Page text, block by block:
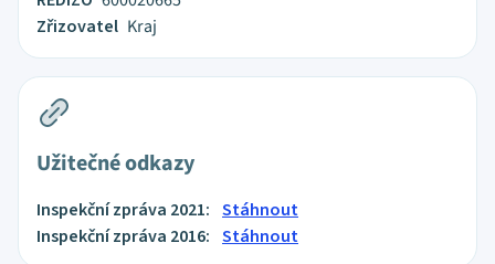
Zřizovatel Kraj
Užitečné odkazy
Inspekční zpráva 2021: Stáhnout
Inspekční zpráva 2016: Stáhnout